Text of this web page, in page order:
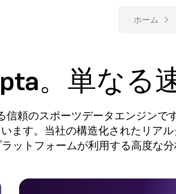
ホーム
。単なる
頼のスポーツデータエンジン
ます。当社の構造化されたリア
ットフォームが利用する高度な